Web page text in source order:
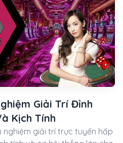
Giải Trí Đỉnh
Kịch Tính
giải trí trực tuyến hấp